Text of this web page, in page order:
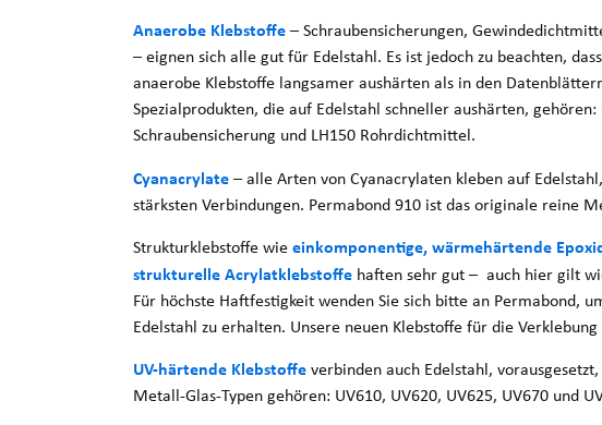
Anaerobe Klebstoffe– Schraubensicherungen,
– eignen sich alle gut für Edelstahl. Es ist jedoch zu beachten,
anaerobe Klebstoffe langsamer aushärten als in den
Spezialprodukten, die auf Edelstahl schneller aushärten,
Schraubensicherung und LH150 Rohrdichtmittel.
Cyanacrylate– alle Arten von Cyanacrylaten kleben auf
stärksten Verbindungen. Permabond 910 ist das originale reine
Strukturklebstoffe wieeinkomponentige, wärmehärtende
strukturelle Acrylatklebstoffe haften sehr gut – auch hier gilt
Für höchste Haftfestigkeit wenden Sie sich bitte an Permabond,
Edelstahl zu erhalten. Unsere neuen Klebstoffe für die Verklebung
UV-härtende Klebstoffeverbinden auch Edelstahl,
Metall-Glas-Typen gehören: UV610, UV620, UV625, UV670 und